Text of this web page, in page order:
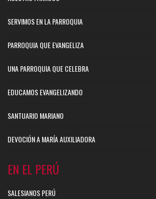
SERVIMOS EN LA PARROQUIA
PARROQUIA QUE EVANGELIZA
UNA PARROQUIA QUE CELEBRA
EDUCAMOS EVANGELIZANDO
SANTUARIO MARIANO
DEVOCIÓN A MARÍA AUXILIADORA
EN EL PERÚ
SALESIANOS PERÚ